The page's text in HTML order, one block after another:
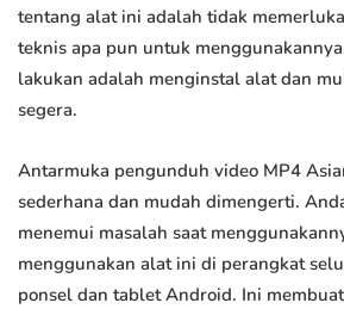
tentang alat ini adalah tidak
teknis apa pun untuk
lakukan adalah menginstal alat dan
segera.
Antarmuka pengunduh video MP4
sederhana dan mudah dimengerti.
menemui masalah saat
menggunakan alat ini di perangkat
ponsel dan tablet Android. Ini